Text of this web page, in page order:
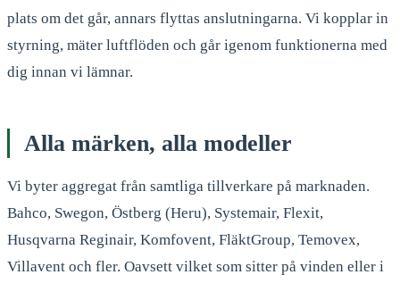
plats om det går, annars flyttas anslutningarna. Vi kopplar in
styrning, mäter luftflöden och går igenom funktionerna med
dig innan vi lämnar.
Alla märken, alla modeller
Vi byter aggregat från samtliga tillverkare på marknaden.
Bahco, Swegon, Östberg (Heru), Systemair, Flexit,
Husqvarna Reginair, Komfovent, FläktGroup, Temovex,
Villavent och fler. Oavsett vilket som sitter på vinden eller i